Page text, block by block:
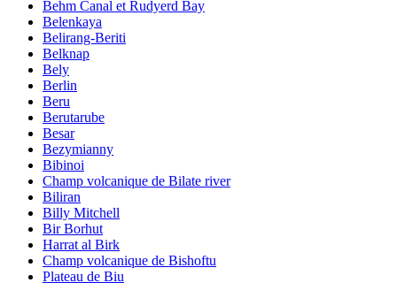
Behm Canal et Rudyerd Bay
Belenkaya
Belirang-Beriti
Belknap
Bely
Berlin
Beru
Berutarube
Besar
Bezymianny
Bibinoi
Champ volcanique de Bilate river
Biliran
Billy Mitchell
Bir Borhut
Harrat al Birk
Champ volcanique de Bishoftu
Plateau de Biu